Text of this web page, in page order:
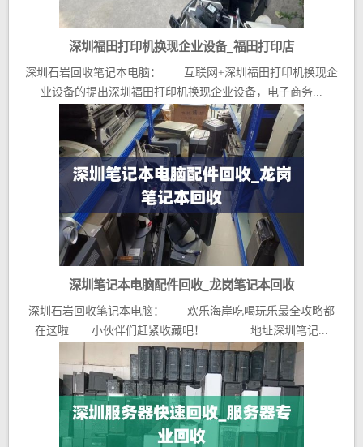
深圳福田打印机换现企业设备_福田打印店
深圳石岩回收笔记本电脑： 互联网+深圳福田打印机换现企
业设备的提出深圳福田打印机换现企业设备，电子商务...
深圳笔记本电脑配件回收_龙岗笔记本回收
深圳石岩回收笔记本电脑： 欢乐海岸吃喝玩乐最全攻略都
在这啦 小伙伴们赶紧收藏吧！ 地址深圳笔记...